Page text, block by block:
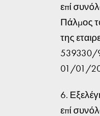
επί
Πάλμος
της
539330/
01/01/
6.
επί